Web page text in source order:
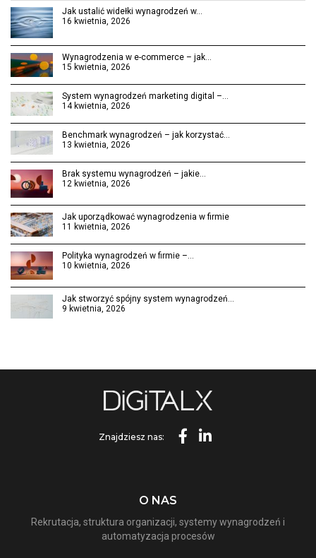
Jak ustalić widełki wynagrodzeń w…
16 kwietnia, 2026
Wynagrodzenia w e-commerce – jak…
15 kwietnia, 2026
System wynagrodzeń marketing digital –…
14 kwietnia, 2026
Benchmark wynagrodzeń – jak korzystać…
13 kwietnia, 2026
Brak systemu wynagrodzeń – jakie…
12 kwietnia, 2026
Jak uporządkować wynagrodzenia w firmie
11 kwietnia, 2026
Polityka wynagrodzeń w firmie –…
10 kwietnia, 2026
Jak stworzyć spójny system wynagrodzeń…
9 kwietnia, 2026
Znajdziesz nas:
O NAS
Rekrutacja, struktura organizacji, systemy wynagrodzeń i
automatyzacja procesów